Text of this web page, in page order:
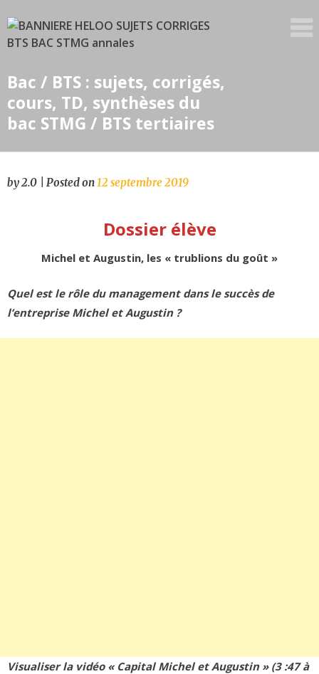
to
content
Bac / BTS : sujets, corrigés,
cours, TD, synthèses du
bac STMG / BTS tertiaires
by2.0 Posted on12 septembre 2019
Dossier élève
Michel et Augustin, les « trublions du goût »
Quel est le rôle du management dans le succès de
l’entreprise Michel et Augustin ?
Visualiser la vidéo « Capital Michel et Augustin » (3 :47 à